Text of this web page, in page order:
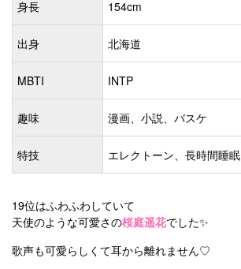
身長 154cm
出身 北海道
MBTI INTP
趣味 漫画、小説、バスケ
特技 エレクトーン、長時間睡眠
19位はふわふわしていて
天使のような可愛さの桜庭遥花でした✨
歌声も可愛らしくて耳から離れません♡